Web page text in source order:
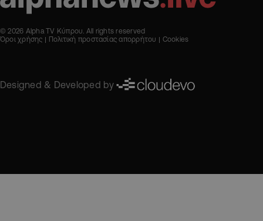
© 2026 Alpha TV Κύπρου. All rights reserved
Όροι χρήσης
Πολιτική προστασίας απορρήτου Cookies
Designed & Developed by